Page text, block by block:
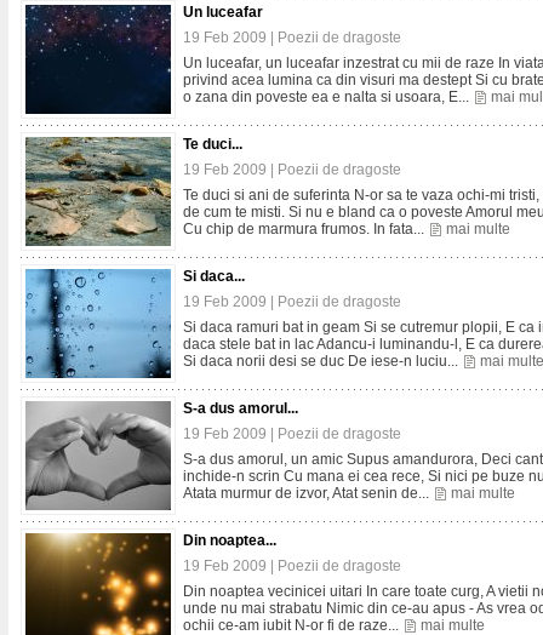
Un luceafar
19 Feb 2009 |
Poezii de dragoste
Un luceafar, un luceafar inzestrat cu mii de raze In
privind acea lumina ca din visuri ma destept Si cu
o zana din poveste ea e nalta si usoara, E...
mai
Te duci...
19 Feb 2009 |
Poezii de dragoste
Te duci si ani de suferinta N-or sa te vaza ochi-mi
de cum te misti. Si nu e bland ca o poveste Amorul
Cu chip de marmura frumos. In fata...
mai multe
Si daca...
19 Feb 2009 |
Poezii de dragoste
Si daca ramuri bat in geam Si se cutremur plopii, E ca
daca stele bat in lac Adancu-i luminandu-l, E ca
Si daca norii desi se duc De iese-n luciu...
mai multe
S-a dus amorul...
19 Feb 2009 |
Poezii de dragoste
S-a dus amorul, un amic Supus amandurora, Deci
inchide-n scrin Cu mana ei cea rece, Si nici pe buze
Atata murmur de izvor, Atat senin de...
mai multe
Din noaptea...
19 Feb 2009 |
Poezii de dragoste
Din noaptea vecinicei uitari In care toate curg, A vietii
unde nu mai strabatu Nimic din ce-au apus - As vrea
ochii ce-am iubit N-or fi de raze...
mai multe